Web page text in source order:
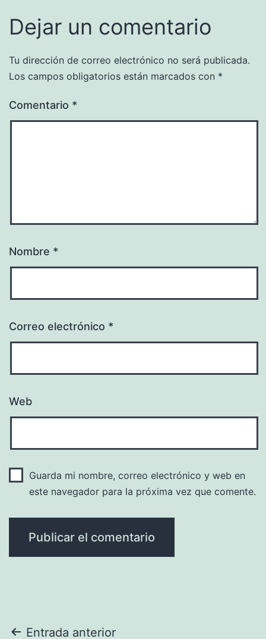
Dejar un comentario
Tu dirección de correo electrónico no será publicada.
Los campos obligatorios están marcados con *
Comentario *
Nombre *
Correo electrónico *
Web
Guarda mi nombre, correo electrónico y web en
este navegador para la próxima vez que comente.
Entrada anterior